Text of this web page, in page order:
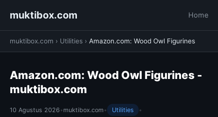
muktibox.com Home
muktibox.com › Utilities › Amazon.com: Wood Owl Figurines
Amazon.com: Wood Owl Figurines -
muktibox.com
10 Agustus 2026 • muktibox.com • Utilities
•